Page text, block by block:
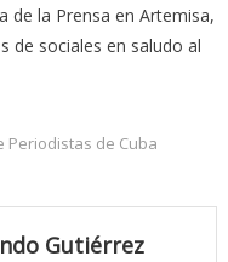
de la Prensa en Artemisa,
de sociales en saludo al
Periodistas de Cuba
Gutiérrez